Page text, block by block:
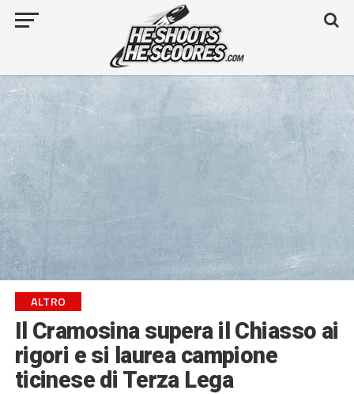
ALTRO
Il Cramosina supera il Chiasso ai
rigori e si laurea campione
ticinese di Terza Lega